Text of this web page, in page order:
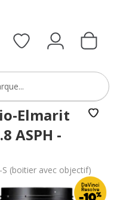
Elmarit
ASPH -
(boitier avec objectif)